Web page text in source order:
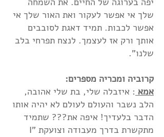
שלך אי אפשר לעקור ואת האור שלך אי
אפשר לכבות. תמיד דאגת לסובבים
אותך ורק אז לעצמך. לנצח תפרחי בלב
שלנו".
קרוביה ומכריה מספרים:
אמא : איזבלה שלי, בת שלי אהובה,
הלב נשבר והעולם לעולם לא יהיה אותו
הדבר בלעדיך! איפה את??? שתמיד
מתקשרת בדרך מעבודה וצועקת "I